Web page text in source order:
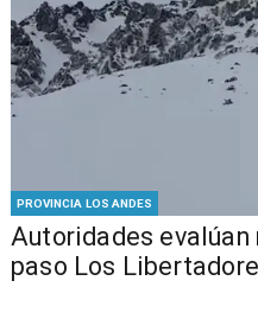
PROVINCIA LOS ANDES
​​Autoridades
paso Los